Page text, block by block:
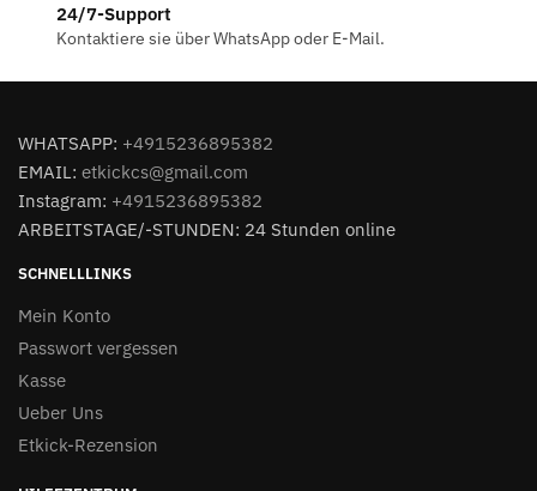
24/7-Support
Kontaktiere sie über WhatsApp oder E-Mail.
WHATSAPP: +4915236895382
EMAIL: etkickcs@gmail.com
Instagram: +4915236895382
ARBEITSTAGE/-STUNDEN: 24 Stunden online
SCHNELLLINKS
Mein Konto
Passwort vergessen
Kasse
Ueber Uns
Etkick-Rezension